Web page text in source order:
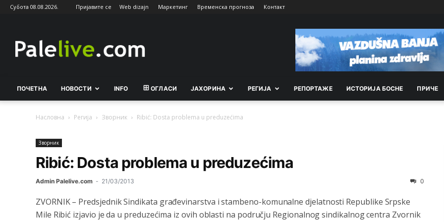
Субота 08.08.2026. Пријавите се Web dizajn Маркетинг Временска прогноза Контакт
ПОЧЕТНА НОВОСТИ INFO ОГЛАСИ ЈАХОРИНА РEГИЈА РEПОРТАЖE ИСТОРИЈА БОСНЕ ПРИЧЕ
Насловна Регија Зворник Ribić: Dosta problema u preduzećima
Зворник
Ribić: Dosta problema u preduzećima
Admin Palelive.com - 21/03/2013 0
ZVORNIK – Predsjednik Sindikata građevinarstva i stambeno-komunalne djelatnosti Republike Srpske
Mile Ribić izjavio je da u preduzećima iz ovih oblasti na području Regionalnog sindikalnog centra Zvornik